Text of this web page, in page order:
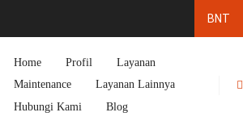
Home Profil
Layanan
Maintenance
Layanan Lainnya
Hubungi Kami
Blog